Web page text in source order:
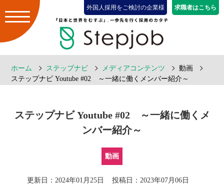
外国人採用をご検討の企業様 求職者はこちら
ホーム ステップナビ メディアコンテンツ
動画
ステップナビ Youtube #02 ～一緒に働くメンバー紹介～
ステップナビ Youtube #02 ～一緒に働くメ
ンバー紹介～
動画
更新日：2024年01月25日 投稿日：2023年07月06日